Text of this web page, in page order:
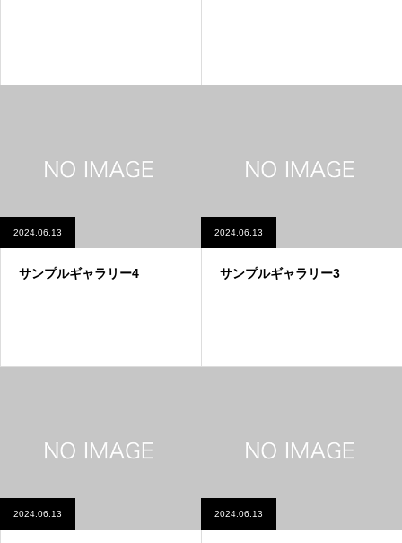
2024.06.13
サンプルギャラリー4
2024.06.13
サンプルギャラリー3
2024.06.13 2024.06.13